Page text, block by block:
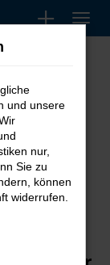
und unsere
nur,
Sie zu
können
widerrufen.